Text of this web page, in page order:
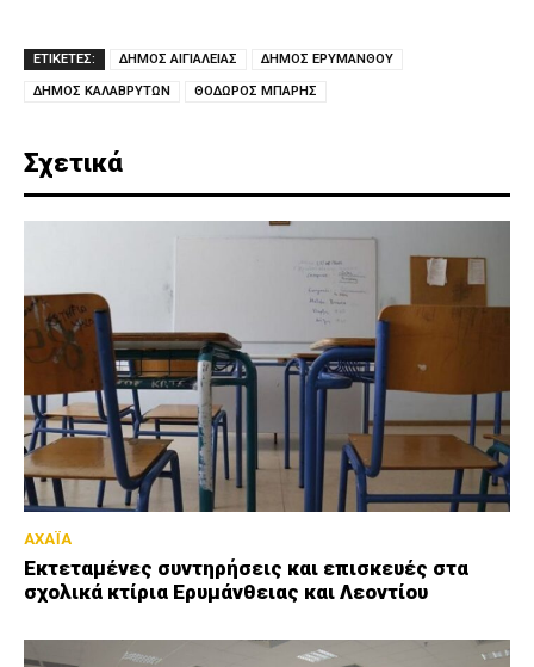
ΕΤΙΚΕΤΕΣ: ΔΗΜΟΣ ΑΙΓΙΑΛΕΙΑΣ ΔΗΜΟΣ ΕΡΥΜΑΝΘΟΥ
ΔΗΜΟΣ ΚΑΛΑΒΡΥΤΩΝ ΘΟΔΩΡΟΣ ΜΠΑΡΗΣ
Σχετικά
ΑΧΑΪΑ
Εκτεταμένες συντηρήσεις και επισκευές στα
σχολικά κτίρια Ερυμάνθειας και Λεοντίου